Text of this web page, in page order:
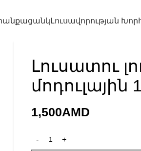
Լուսավորության
Լուսատու
մոդուլային
1,500AMD